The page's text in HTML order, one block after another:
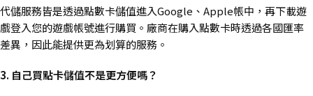
代儲服務皆是透過點數卡儲值進入Google、Apple帳中，再下載遊
戲登入您的遊戲帳號進行購買。廠商在購入點數卡時透過各國匯率
差異，因此能提供更為划算的服務。
3. 自己買點卡儲值不是更方便嗎？